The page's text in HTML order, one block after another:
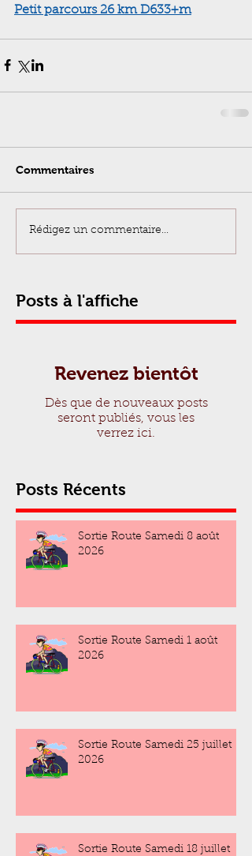
Petit parcours 26 km D633+m
Commentaires
Rédigez un commentaire...
Posts à l'affiche
Revenez bientôt
Dès que de nouveaux posts
seront publiés, vous les
verrez ici.
Posts Récents
Sortie Route Samedi 8 août
2026
Sortie Route Samedi 1 août
2026
Sortie Route Samedi 25 juillet
2026
Sortie Route Samedi 18 juillet